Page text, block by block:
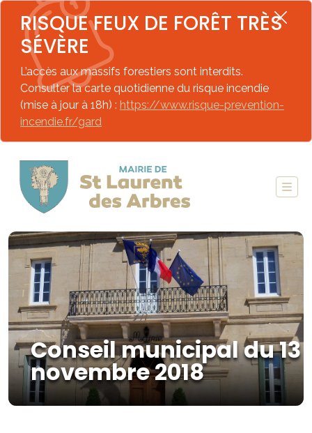
RISQUE FEUX DE FORÊT TRÈS
SÉVÈRE
L’accès aux massifs forestiers sont interdits.
Consulter la carte quotidienne du risque incendie
(mise à jour à 18h) : https://www.risque-prevention-
incendie.fr/gard
Conseil municipal du 13
novembre 2018